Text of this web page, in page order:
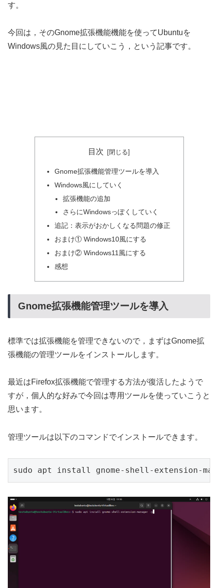
す。
今回は，そのGnome拡張機能機能を使ってUbuntuを
Windows風の見た目にしていこう，という記事です。
目次
Gnome拡張機能管理ツールを導入
Windows風にしていく
拡張機能の追加
さらにWindowsっぽくしていく
追記：表示がおかしくなる問題の修正
おまけ① Windows10風にする
おまけ② Windows11風にする
感想
Gnome拡張機能管理ツールを導入
標準では拡張機能を管理できないので，まずはGnome拡
張機能の管理ツールをインストールします。
最近はFirefox拡張機能で管理する方法が復活したようで
すが，個人的な好みで今回は専用ツールを使っていこうと
思います。
管理ツールは以下のコマンドでインストールできます。
sudo apt install gnome-shell-extension-